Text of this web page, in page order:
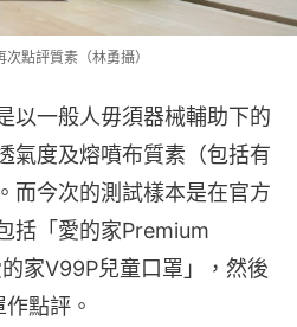
點評質素（林勇攝）
以一般人毋須器械輔助下的
氣度及熔噴布質素（包括有
而今次的測試樣本是在官方
括「愛的家Premium
家V99P兒童口罩」，然後
點評。